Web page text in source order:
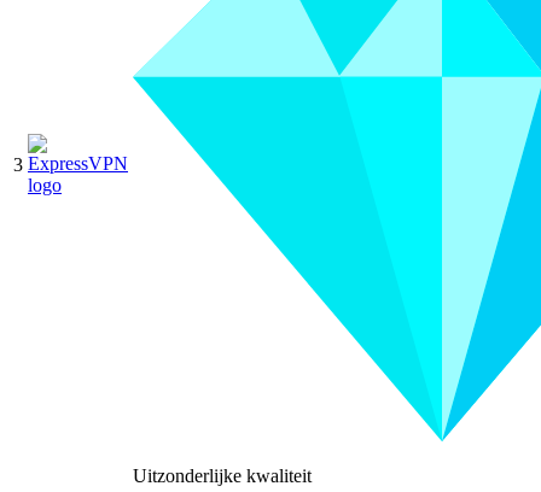
3
Uitzonderlijke kwaliteit